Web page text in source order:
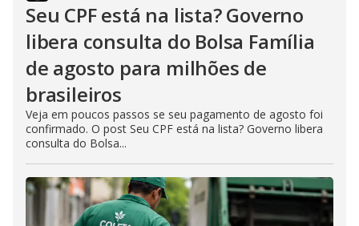
Seu CPF está na lista? Governo
libera consulta do Bolsa Família
de agosto para milhões de
brasileiros
Veja em poucos passos se seu pagamento de agosto foi
confirmado. O post Seu CPF está na lista? Governo libera
consulta do Bolsa...